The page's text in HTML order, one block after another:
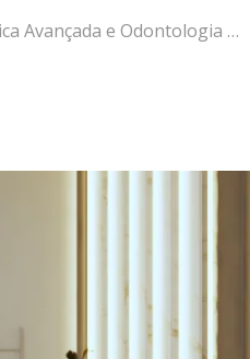
Avançada e Odontologia …